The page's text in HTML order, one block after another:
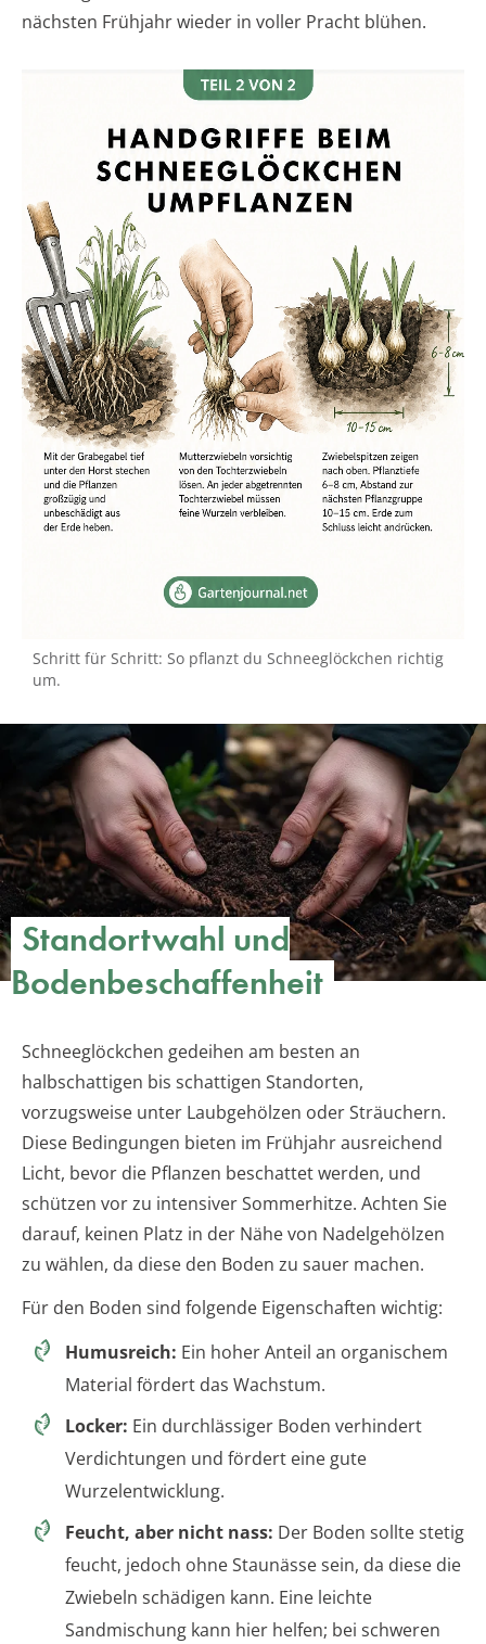
nächsten Frühjahr wieder in voller Pracht blühen.
Schritt für Schritt: So pflanzt du Schneeglöckchen richtig
um.
Standortwahl und
Bodenbeschaffenheit
Schneeglöckchen gedeihen am besten an
halbschattigen bis schattigen Standorten,
vorzugsweise unter Laubgehölzen oder Sträuchern.
Diese Bedingungen bieten im Frühjahr ausreichend
Licht, bevor die Pflanzen beschattet werden, und
schützen vor zu intensiver Sommerhitze. Achten Sie
darauf, keinen Platz in der Nähe von Nadelgehölzen
zu wählen, da diese den Boden zu sauer machen.
Für den Boden sind folgende Eigenschaften wichtig:
Humusreich: Ein hoher Anteil an organischem
Material fördert das Wachstum.
Locker: Ein durchlässiger Boden verhindert
Verdichtungen und fördert eine gute
Wurzelentwicklung.
Feucht, aber nicht nass: Der Boden sollte stetig
feucht, jedoch ohne Staunässe sein, da diese die
Zwiebeln schädigen kann. Eine leichte
Sandmischung kann hier helfen; bei schweren